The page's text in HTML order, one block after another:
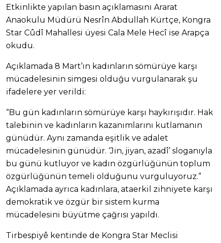
Etkinlikte yapılan basın açıklamasını Ararat
Anaokulu Müdürü Nesrîn Abdullah Kürtçe, Kongra
Star Cûdî Mahallesi üyesi Cala Mele Hecî ise Arapça
okudu.
Açıklamada 8 Mart’ın kadınların sömürüye karşı
mücadelesinin simgesi olduğu vurgulanarak şu
ifadelere yer verildi:
“Bu gün kadınların sömürüye karşı haykırışıdır. Hak
talebinin ve kadınların kazanımlarını kutlamanın
günüdür. Aynı zamanda eşitlik ve adalet
mücadelesinin günüdür. ‘Jin, jiyan, azadî’ sloganıyla
bu günü kutluyor ve kadın özgürlüğünün toplum
özgürlüğünün temeli olduğunu vurguluyoruz.”
Açıklamada ayrıca kadınlara, ataerkil zihniyete karşı
demokratik ve özgür bir sistem kurma
mücadelesini büyütme çağrısı yapıldı.
Tirbespiyê kentinde de Kongra Star Meclisi